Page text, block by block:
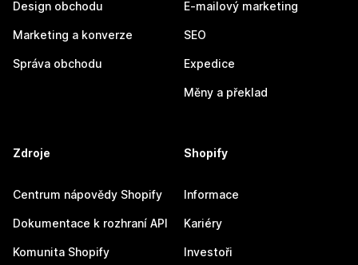
Design obchodu
Marketing a konverze
Správa obchodu
E-mailový marketing
SEO
Expedice
Měny a překlad
Zdroje
Centrum nápovědy Shopify
Dokumentace k rozhraní API
Komunita Shopify
Shopify
Informace
Kariéry
Investoři